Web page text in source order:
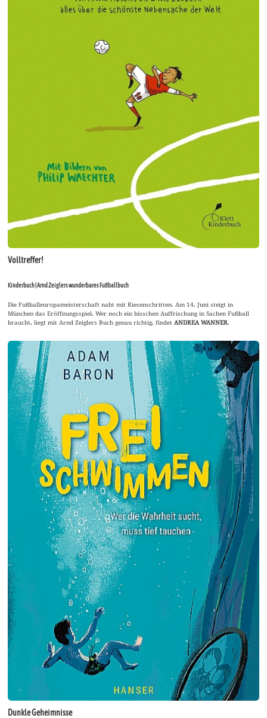
Volltreffer!
Kinderbuch | Arnd Zeiglers wunderbares Fußballbuch
Die Fußballeuropameisterschaft naht mit Riesenschritten. Am 14. Juni steigt in
München das Eröffnungsspiel. Wer noch ein bisschen Auffrischung in Sachen Fußball
braucht, liegt mit Arnd Zeiglers Buch genau richtig, findetANDREA WANNER.
Dunkle Geheimnisse